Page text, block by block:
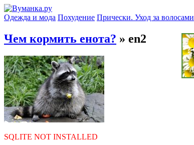
Одежда и мода Похудение Прически. Уход за волосами
Чем кормить енота? » en2
SQLITE NOT INSTALLED